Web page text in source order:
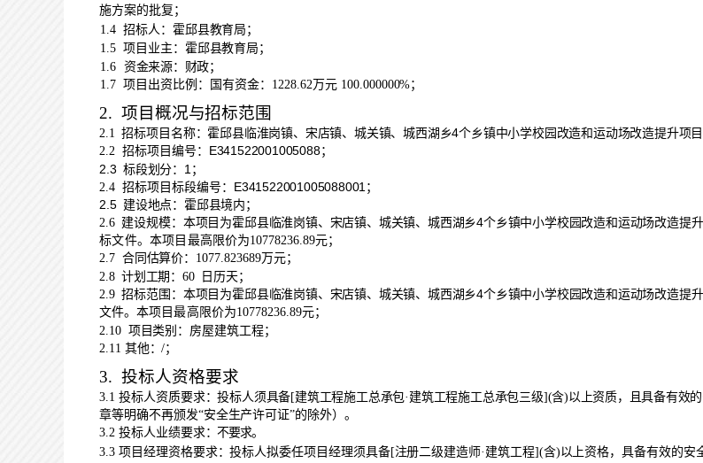
施方案的批复 ；
1.4 招标人： 霍邱县教育局 ；
1.5 项目业主： 霍邱县教育局 ；
1.6
资金来源： 财政；
1.7项目出资比例： 国有资金： 1228.62万元 100.000000%；
2. 项目概况与招标范围
2.1招标项目名称： 霍邱县临淮岗镇、宋店镇、城关镇、城西湖乡4个乡镇中小学校园改造和运动场改造提升项目
2.2 招标项目编号 ： E341522001005088；
2.3 标段划分：1；
2.4 招标项目标段编号： E341522001005088001 ；
2.5 建设地点：霍邱县境内；
2.6 建设规模： 本项目 为霍邱县临淮岗镇、宋店镇、城关镇、城西湖乡4个乡镇中小学校园改造和运动场改造提
标文件。本项目最高限价为10778236.89元；
2.7 合同估算价： 1077.823689万元；
2.8 计划工期： 60
日历天；
2.9招标范围： 本项目 为霍邱县临淮岗镇、宋店镇、城关镇、城西湖乡4个乡镇中小学校园改造和运动场改造提升
文件。 本项目最高限价为10778236.89元；
2.10 项目类别： 房屋建筑工程；
2.11 其他：/；
3.投标人资格要求
3.1 投标人资质要求：投标人须具备[建筑工程施工总承包·建筑工程施工总承包三级](含)以上资质，且具备有效
章等明确不再颁发“安全生产许可证”的除外）。
3.2 投标人业绩要求：不要求。
3.3项目经理资格要求：投标人拟委任项目经理须具备[注册二级建造师·建筑工程](含)以上资格，具备有效的安